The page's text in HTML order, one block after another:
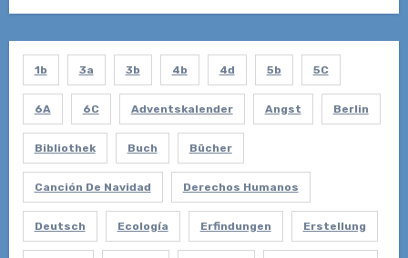
1b 3a 3b 4b 4d 5b 5C
6A 6C Adventskalender Angst Berlin
Bibliothek Buch Bücher
Canción De Navidad Derechos Humanos
Deutsch Ecología Erfindungen Erstellung